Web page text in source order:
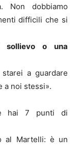
Non dobbiamo
difficili che si
sollievo o una
a guardare
a noi stessi».
hai 7 punti di
al Martelli: è un